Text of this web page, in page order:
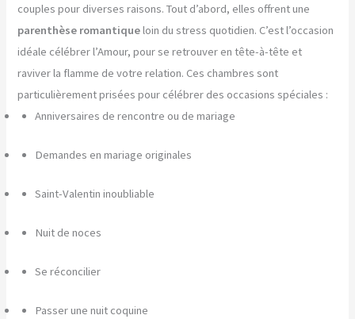
couples pour diverses raisons. Tout d’abord, elles offrent une
parenthèse romantiqueloin du stress quotidien. C’est l’occasion
idéale célébrer l’Amour, pour se retrouver en tête-à-tête et
raviver la flamme de votre relation. Ces chambres sont
particulièrement prisées pour célébrer des occasions spéciales :
Anniversaires de rencontre ou de mariage
Demandes en mariage originales
Saint-Valentin inoubliable
Nuit de noces
Se réconcilier
Passer une nuit coquine